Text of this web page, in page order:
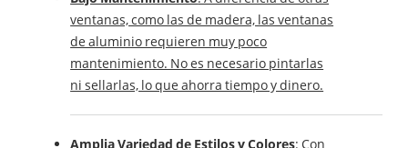
ventanas, como las de madera, las ventanas
de aluminio requieren muy poco
mantenimiento. No es necesario pintarlas
ni sellarlas, lo que ahorra tiempo y dinero.
Amplia Variedad de Estilos y Colores: Con